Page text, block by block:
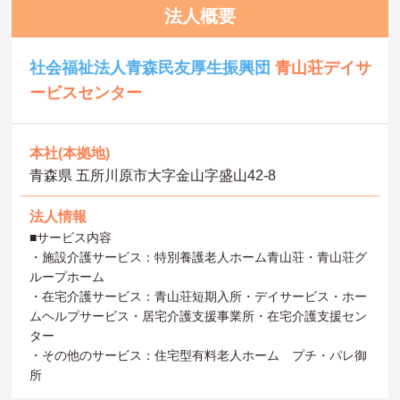
法人概要
社会福祉法人青森民友厚生振興団青山荘デイサ
ービスセンター
本社(本拠地)
青森県 五所川原市大字金山字盛山42-8
法人情報
■サービス内容
・施設介護サービス：特別養護老人ホーム青山荘・青山荘グ
ループホーム
・在宅介護サービス：青山荘短期入所・デイサービス・ホー
ムヘルプサービス・居宅介護支援事業所・在宅介護支援セン
ター
・その他のサービス：住宅型有料老人ホーム プチ・パレ御
所